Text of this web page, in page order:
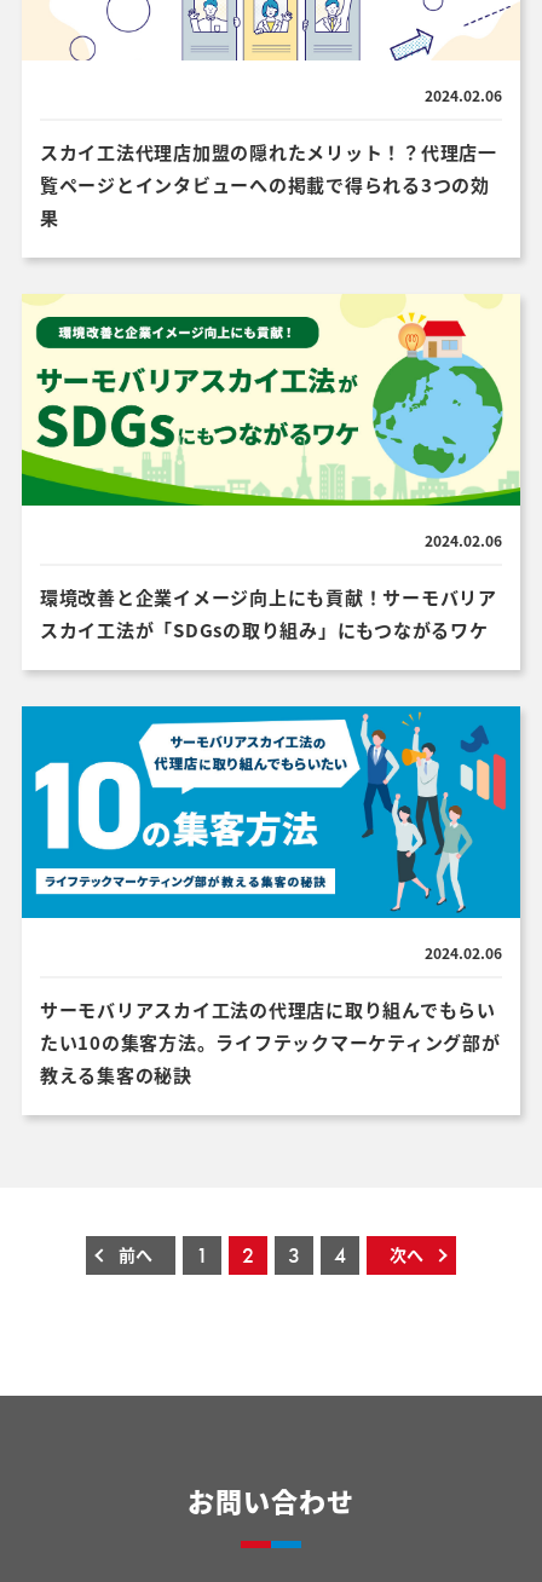
2024.02.06
スカイ工法代理店加盟の隠れたメリット！？代理店一
覧ページとインタビューへの掲載で得られる3つの効
果
2024.02.06
環境改善と企業イメージ向上にも貢献！サーモバリア
スカイ工法が「SDGsの取り組み」にもつながるワケ
2024.02.06
サーモバリアスカイ工法の代理店に取り組んでもらい
たい10の集客方法。ライフテックマーケティング部が
教える集客の秘訣
前へ 1 2 3 4 次へ
お問い合わせ